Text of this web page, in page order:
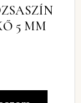
5 MM